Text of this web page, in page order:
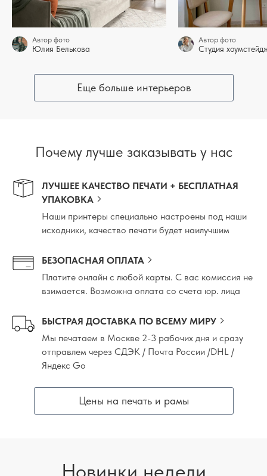
Автор фото
Юлия Белькова
Автор фото
Студия
Еще больше интерьеров
Почему лучше заказывать у нас
ЛУЧШЕЕ КАЧЕСТВО ПЕЧАТИ + БЕСПЛАТНАЯ
УПАКОВКА
Наши принтеры специально настроены под наши
исходники, качество печати будет наилучшим
БЕЗОПАСНАЯ ОПЛАТА
Платите онлайн с любой карты. С вас комиссия не
взимается. Возможна оплата со счета юр. лица
БЫСТРАЯ ДОСТАВКА ПО ВСЕМУ МИРУ
Мы печатаем в Москве 2-3 рабочих дня и сразу
отправлем через СДЭК / Почта России /DHL /
Яндекс Go
Цены на печать и рамы
Новинки недели